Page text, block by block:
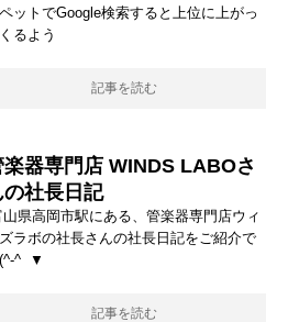
ットでGoogle検索すると上位に上がっ
るよう
記事を読む
楽器専門店 WINDS LABOさ
の社長日記
山県高岡市駅にある、管楽器専門店ウィ
ラボの社長さんの社長日記をご紹介で
^ ▼
記事を読む